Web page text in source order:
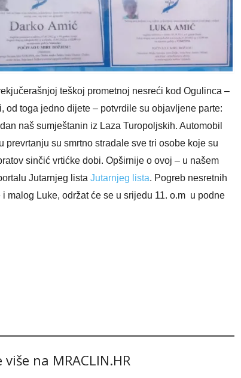
teškoj prometnoj nesreći kod Ogulinca –
od toga jedno dijete – potvrdile su objavljene parte:
naš sumještanin iz Laza Turopoljskih. Automobil
prevrtanju su smrtno stradale sve tri osobe koje su
sinčić vrtićke dobi. Opširnije o ovoj – u našem
Jutarnjeg lista Jutarnjeg lista. Pogreb nesretnih
malog Luke, održat će se u srijedu 11. o.m u podne
na MRACLIN.HR